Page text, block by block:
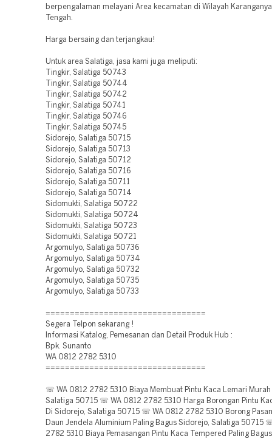
berpengalaman melayani Area kecamatan di Wilayah
Tengah.
Harga bersaing dan terjangkau!
Untuk area Salatiga, jasa kami juga meliputi:
Tingkir, Salatiga 50743
Tingkir, Salatiga 50744
Tingkir, Salatiga 50742
Tingkir, Salatiga 50741
Tingkir, Salatiga 50746
Tingkir, Salatiga 50745
Sidorejo, Salatiga 50715
Sidorejo, Salatiga 50713
Sidorejo, Salatiga 50712
Sidorejo, Salatiga 50716
Sidorejo, Salatiga 50711
Sidorejo, Salatiga 50714
Sidomukti, Salatiga 50722
Sidomukti, Salatiga 50724
Sidomukti, Salatiga 50723
Sidomukti, Salatiga 50721
Argomulyo, Salatiga 50736
Argomulyo, Salatiga 50734
Argomulyo, Salatiga 50732
Argomulyo, Salatiga 50735
Argomulyo, Salatiga 50733
=================================
Segera Telpon sekarang !
Informasi Katalog, Pemesanan dan Detail Produk Hub :
Bpk. Sunanto
WA 0812 2782 5310
=================================
☏ WA 0812 2782 5310 Biaya Membuat Pintu Kaca Lemari
Salatiga 50715 ☏ WA 0812 2782 5310 Harga Borongan Pintu
Di Sidorejo, Salatiga 50715 ☏ WA 0812 2782 5310 Borong
Daun Jendela Aluminium Paling Bagus Sidorejo, Salatiga 50715
2782 5310 Biaya Pemasangan Pintu Kaca Tempered Paling